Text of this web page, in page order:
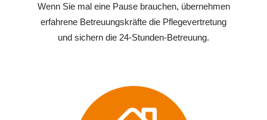
Wenn Sie mal eine Pause brauchen, übernehmen
erfahrene Betreuungskräfte die Pflegevertretung
und sichern die 24-Stunden-Betreuung.